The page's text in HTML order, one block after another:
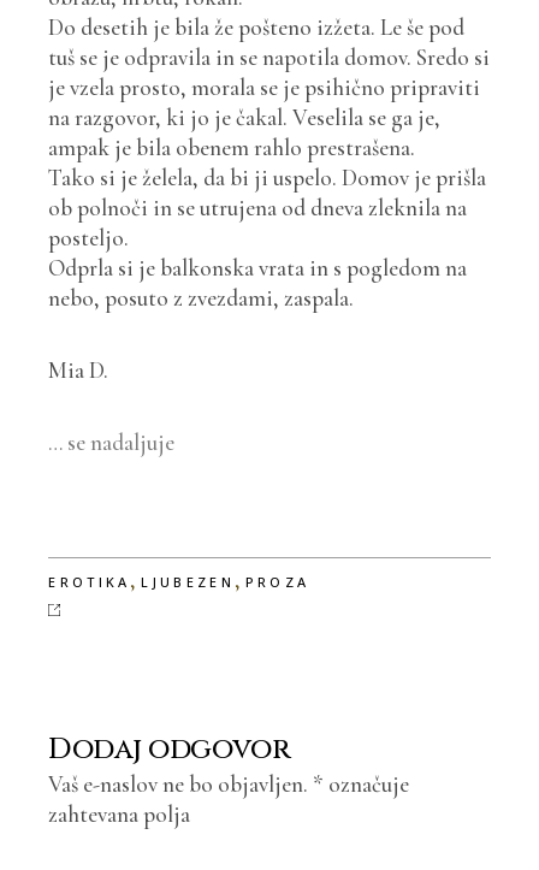
Do desetih je bila že pošteno izžeta. Le še pod
tuš se je odpravila in se napotila domov. Sredo si
je vzela prosto, morala se je psihično pripraviti
na razgovor, ki jo je čakal. Veselila se ga je,
ampak je bila obenem rahlo prestrašena.
Tako si je želela, da bi ji uspelo. Domov je prišla
ob polnoči in se utrujena od dneva zleknila na
posteljo.
Odprla si je balkonska vrata in s pogledom na
nebo, posuto z zvezdami, zaspala.
Mia D.
… se nadaljuje
EROTIKA ,LJUBEZEN , PROZA
Dodaj odgovor
Vaš e-naslov ne bo objavljen. * označuje
zahtevana polja